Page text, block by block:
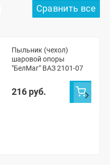
Пыльник (чехол)
шаровой опоры
"БелМаг" ВАЗ 2101-07
216 руб.